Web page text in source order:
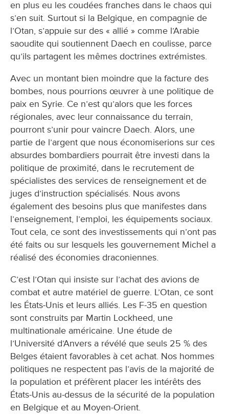
en plus eu les coudées franches dans le chaos qui
s’en suit. Surtout si la Belgique, en compagnie de
l’Otan, s’appuie sur des « allié » comme l’Arabie
saoudite qui soutiennent Daech en coulisse, parce
qu’ils partagent les mêmes doctrines extrémistes.
Avec un montant bien moindre que la facture des
bombes, nous pourrions œuvrer à une politique de
paix en Syrie. Ce n’est qu’alors que les forces
régionales, avec leur connaissance du terrain,
pourront s’unir pour vaincre Daech. Alors, une
partie de l’argent que nous économiserions sur ces
absurdes bombardiers pourrait être investi dans la
politique de proximité, dans le recrutement de
spécialistes des services de renseignement et de
juges d’instruction spécialisés. Nous avons
également des besoins plus que manifestes dans
l’enseignement, l’emploi, les équipements sociaux.
Tout cela, ce sont des investissements qui n’ont pas
été faits ou sur lesquels les gouvernement Michel a
réalisé des économies draconiennes.
C’est l’Otan qui insiste sur l’achat des avions de
combat et autre matériel de guerre. L’Otan, ce sont
les États-Unis et leurs alliés. Les F-35 en question
sont construits par Martin Lockheed, une
multinationale américaine. Une étude de
l’Université d’Anvers a révélé que seuls 25 % des
Belges étaient favorables à cet achat. Nos hommes
politiques ne respectent pas l’avis de la majorité de
la population et préfèrent placer les intérêts des
États-Unis au-dessus de la sécurité de la population
en Belgique et au Moyen-Orient.